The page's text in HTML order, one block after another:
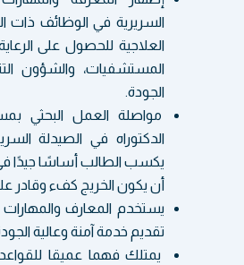
السريرية في الوظائف
العلاجية للحصول على
المستشفيات، والشؤون
الجودة.
مواصلة العمل البحثي
الدكتوراه في الصيدلة
يكسب الطالب أساسًا جيدًا
أن يكون الخريج كفء وقادر
يستخدم المعارف
تقديم خدمة آمنة وعالية
يمتلك فهما عميقا